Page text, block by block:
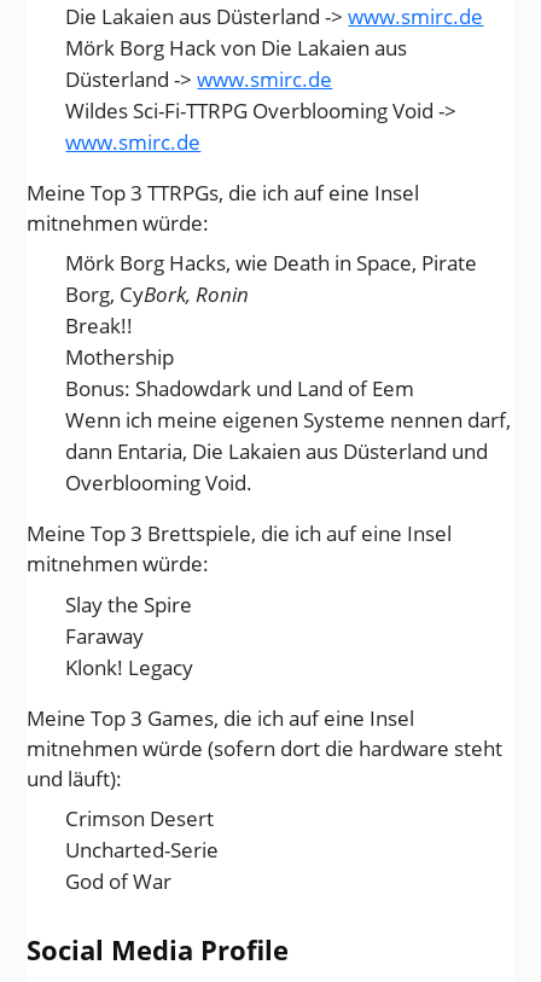
Die Lakaien aus Düsterland ->www.smirc.de
Mörk Borg Hack von Die Lakaien aus
Düsterland ->www.smirc.de
Wildes Sci-Fi-TTRPG Overblooming Void ->
www.smirc.de
Meine Top 3 TTRPGs, die ich auf eine Insel
mitnehmen würde:
Mörk Borg Hacks, wie Death in Space, Pirate
Borg, CyBork, Ronin
Break!!
Mothership
Bonus: Shadowdark und Land of Eem
Wenn ich meine eigenen Systeme nennen darf,
dann Entaria, Die Lakaien aus Düsterland und
Overblooming Void.
Meine Top 3 Brettspiele, die ich auf eine Insel
mitnehmen würde:
Slay the Spire
Faraway
Klonk! Legacy
Meine Top 3 Games, die ich auf eine Insel
mitnehmen würde (sofern dort die hardware steht
und läuft):
Crimson Desert
Uncharted-Serie
God of War
Social Media Profile